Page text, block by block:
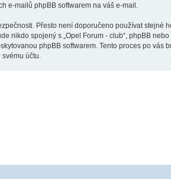
e-mailů phpBB softwarem na váš e-mail.
Přesto není doporučeno používat stejné
nikdo spojený s „Opel Forum - club“, phpBB
phpBB softwarem. Tento proces po
účtu.